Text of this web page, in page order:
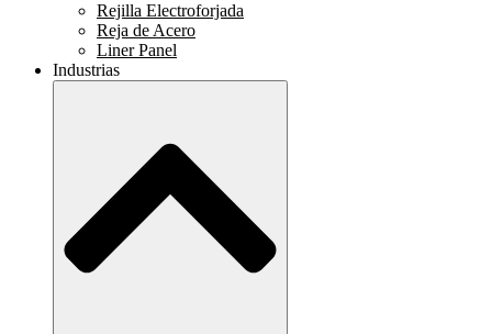
Rejilla Electroforjada
Reja de Acero
Liner Panel
Industrias